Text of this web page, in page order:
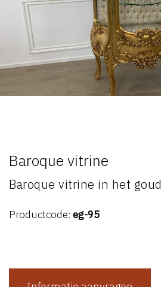
Baroque vitrine
Baroque vitrine in het goud
Productcode: eg-95